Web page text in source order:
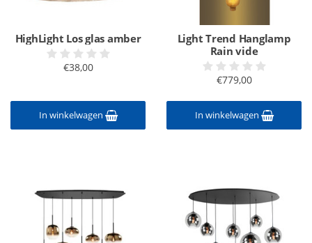
HighLight Los glas amber
€38,00
In winkelwagen
Light Trend Hanglamp
Rain vide
€779,00
In winkelwagen